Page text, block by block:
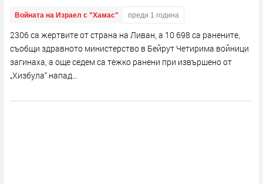
Войната на Израел с "Хамас" преди 1 година
2306 са жертвите от страна на Ливан, а 10 698 са ранените,
съобщи здравното министерство в Бейрут Четирима войници
загинаха, а още седем са тежко ранени при извършено от
„Хизбула“ напад...